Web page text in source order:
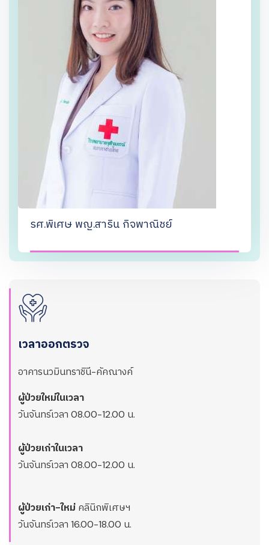
รศ.พิเศษ พญ.สาริน กิจพาณิชย์
เวลาออกตรวจ
อาคารนวมินทราชินี-คัคณางค์
ผู้ป่วยใหม่ในเวลา
วันจันทร์เวลา 08.00-12.00 น.
ผู้ป่วยเก่าในเวลา
วันจันทร์เวลา 08.00-12.00 น.
ผู้ป่วยเก่า-ใหม่ คลินิกพิเศษฯ
วันจันทร์เวลา 16.00-18.00 น.